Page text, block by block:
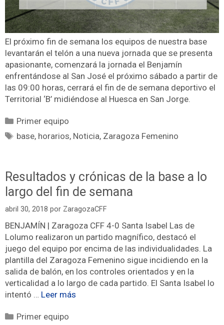
El próximo fin de semana los equipos de nuestra base
levantarán el telón a una nueva jornada que se presenta
apasionante, comenzará la jornada el Benjamín
enfrentándose al San José el próximo sábado a partir de
las 09:00 horas, cerrará el fin de de semana deportivo el
Territorial ‘B’ midiéndose al Huesca en San Jorge.
Primer equipo
base, horarios, Noticia, Zaragoza Femenino
Resultados y crónicas de la base a lo
largo del fin de semana
abril 30, 2018 por ZaragozaCFF
BENJAMÍN | Zaragoza CFF 4-0 Santa Isabel Las de
Lolumo realizaron un partido magnífico, destacó el
juego del equipo por encima de las individualidades. La
plantilla del Zaragoza Femenino sigue incidiendo en la
salida de balón, en los controles orientados y en la
verticalidad a lo largo de cada partido. El Santa Isabel lo
intentó … Leer más
Primer equipo